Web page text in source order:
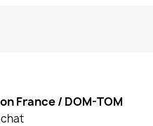
France / DOM-TOM